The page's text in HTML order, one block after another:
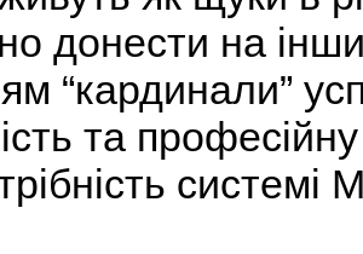
донести на
“кардинали”
та
системі